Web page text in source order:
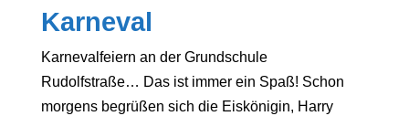
Karneval
Karnevalfeiern an der Grundschule
Rudolfstraße… Das ist immer ein Spaß! Schon
morgens begrüßen sich die Eiskönigin, Harry